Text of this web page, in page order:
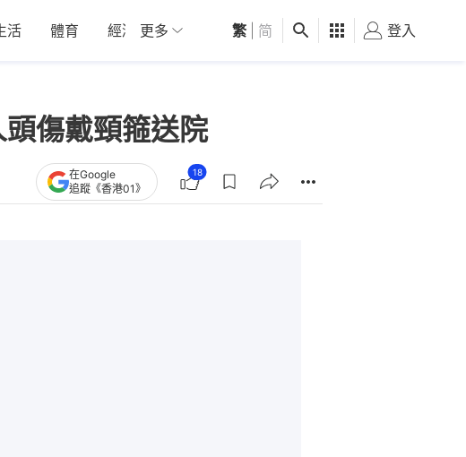
活 體育 經濟 01深圳 觀點 健康 好食玩飛
更多 繁 简 登入
傷戴頸箍送院
在Google
追蹤《香港01》
18